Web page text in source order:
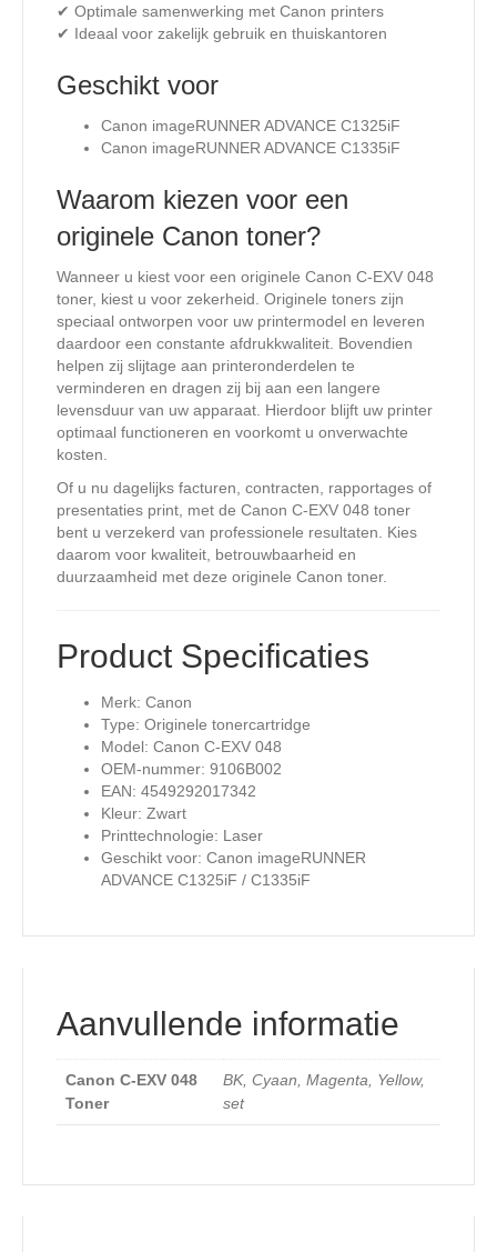
✔ Optimale samenwerking met Canon printers
✔ Ideaal voor zakelijk gebruik en thuiskantoren
Geschikt voor
Canon imageRUNNER ADVANCE C1325iF
Canon imageRUNNER ADVANCE C1335iF
Waarom kiezen voor een
originele Canon toner?
Wanneer u kiest voor een originele Canon C-EXV 048
toner, kiest u voor zekerheid. Originele toners zijn
speciaal ontworpen voor uw printermodel en leveren
daardoor een constante afdrukkwaliteit. Bovendien
helpen zij slijtage aan printeronderdelen te
verminderen en dragen zij bij aan een langere
levensduur van uw apparaat. Hierdoor blijft uw printer
optimaal functioneren en voorkomt u onverwachte
kosten.
Of u nu dagelijks facturen, contracten, rapportages of
presentaties print, met de Canon C-EXV 048 toner
bent u verzekerd van professionele resultaten. Kies
daarom voor kwaliteit, betrouwbaarheid en
duurzaamheid met deze originele Canon toner.
Product Specificaties
Merk: Canon
Type: Originele tonercartridge
Model: Canon C-EXV 048
OEM-nummer: 9106B002
EAN: 4549292017342
Kleur: Zwart
Printtechnologie: Laser
Geschikt voor: Canon imageRUNNER
ADVANCE C1325iF / C1335iF
Aanvullende informatie
Canon C-EXV 048
Toner
BK, Cyaan, Magenta, Yellow,
set